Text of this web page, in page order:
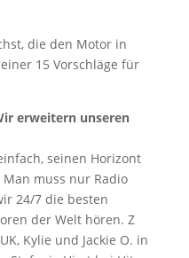
die den Motor in
15 Vorschläge für
erweitern unseren
seinen Horizont
muss nur Radio
24/7 die besten
der Welt hören. Z
Kylie und Jackie O. in